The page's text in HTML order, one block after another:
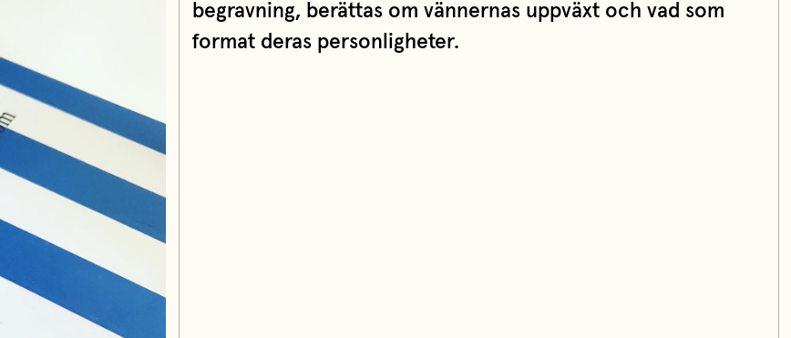
begravning, berättas om vännernas uppväxt och vad som
format deras personligheter.